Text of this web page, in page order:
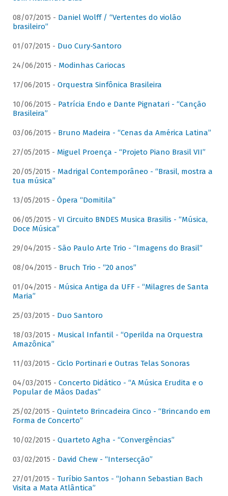
08/07/2015 - Daniel Wolff / “Vertentes do violão
brasileiro”
01/07/2015 - Duo Cury-Santoro
24/06/2015 - Modinhas Cariocas
17/06/2015 - Orquestra Sinfônica Brasileira
10/06/2015 - Patrícia Endo e Dante Pignatari - “Canção
Brasileira”
03/06/2015 - Bruno Madeira - “Cenas da América Latina”
27/05/2015 - Miguel Proença - “Projeto Piano Brasil VII”
20/05/2015 - Madrigal Contemporâneo - “Brasil, mostra a
tua música”
13/05/2015 - Ópera “Domitila”
06/05/2015 - VI Circuito BNDES Musica Brasilis - “Música,
Doce Música”
29/04/2015 - São Paulo Arte Trio - “Imagens do Brasil”
08/04/2015 - Bruch Trio - “20 anos”
01/04/2015 - Música Antiga da UFF - “Milagres de Santa
Maria”
25/03/2015 - Duo Santoro
18/03/2015 - Musical Infantil - “Operilda na Orquestra
Amazônica”
11/03/2015 - Ciclo Portinari e Outras Telas Sonoras
04/03/2015 - Concerto Didático - “A Música Erudita e o
Popular de Mãos Dadas”
25/02/2015 - Quinteto Brincadeira Cinco - “Brincando em
Forma de Concerto”
10/02/2015 - Quarteto Agha - “Convergências”
03/02/2015 - David Chew - “Intersecção”
27/01/2015 - Turíbio Santos - “Johann Sebastian Bach
Visita a Mata Atlântica”